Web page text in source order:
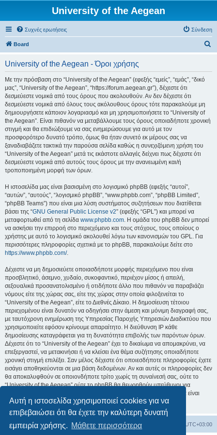
Αυτή η ιστοσελίδα χρησιμοποιεί cookies για να
επιβεβαιώσει ότι θα έχετε την καλύτερη δυνατή
εμπειρία χρήσης. Μάθετε περισσότερα
University of the Aegean
Συχνές ερωτήσεις Σύνδεση
Board
University of the Aegean - Όροι χρήσης
Με την πρόσβαση στο “University of the Aegean” (εφεξής “εμείς”, “εμάς”, “δικό
μας”, “University of the Aegean”, “https://forum.aegean.gr”), δέχεστε ότι
δεσμεύεστε νομικά από τους όρους που ακολουθούν. Αν δεν δέχεστε ότι
δεσμεύεστε νομικά από όλους τους ακόλουθους όρους τότε παρακαλούμε μη
δημιουργήσετε κάποιον λογαριασμό και μη χρησιμοποιήσετε το “University of
the Aegean”. Είναι πιθανόν να μεταβάλλουμε τους όρους οποιαδήποτε χρονική
στιγμή και θα επιδιώξουμε να σας ενημερώσουμε για αυτό με τον
προσφορότερο δυνατό τρόπο, όμως θα ήταν συνετό εκ μέρους σας να
ξαναδιαβάζετε τακτικά την παρούσα σελίδα καθώς η συνεχιζόμενη χρήση του
“University of the Aegean” μετά τις εκάστοτε αλλαγές δείχνει πως δέχεστε ότι
δεσμεύεστε νομικά από αυτούς τους όρους με την ανανεωμένη και/ή
τροποποιημένη μορφή των όρων.
Η ιστοσελίδα μας είναι βασισμένη στο λογισμικό phpBB (εφεξής “αυτοί”,
“αυτών”, “αυτούς”, “λογισμικό phpBB”, “www.phpbb.com”, “phpBB Limited”,
“phpBB Teams”) που είναι μια λύση συστήματος συζητήσεων που διατίθεται
βάσει της “GNU General Public License v2” (εφεξής “GPL”) και μπορεί να
μεταφορτωθεί από τη σελίδα www.phpbb.com. Η ομάδα του phpBB δεν μπορεί
να ασκήσει την επιρροή στο περιεχόμενο και τους στόχους, τους οποίους ο
χρήστης με αυτό το λογισμικό ακολουθεί λόγω των κανονισμών του GPL. Για
περισσότερες πληροφορίες σχετικά με το phpBB, παρακαλούμε δείτε στο
https://www.phpbb.com/.
Δέχεστε να μη δημοσιεύετε οποιασδήποτε μορφής περιεχόμενο που είναι
προσβλητικό, άσεμνο, χυδαίο, συκοφαντικό, περιέχον μίσος ή απειλή,
σεξουαλικά προσανατολισμένο ή οτιδήποτε άλλο που πιθανόν να παραβιάζει
νόμους είτε της χώρας σας, είτε της χώρας στην οποία φιλοξενείται το
“University of the Aegean”, είτε το Διεθνές Δίκαιο. Η δημοσίευση τέτοιου
περιεχομένου είναι δυνατόν να οδηγήσει στην άμεση και μόνιμη διαγραφή σας,
με ταυτόχρονη ενημέρωση της Υπηρεσίας Παροχής Υπηρεσιών Διαδικτύου που
χρησιμοποιείτε εφόσον κρίνουμε απαραίτητο. Η διεύθυνση IP κάθε
δημοσίευσης καταγράφεται για τη δυνατότητα επιβολής των παρόντων όρων.
Δέχεστε ότι το “University of the Aegean” έχει το δικαίωμα να απομακρύνει, να
επεξεργαστεί, να μετακινήσει ή να κλείσει ένα θέμα συζήτησης οποιαδήποτε
χρονική στιγμή επιλέξει. Σαν μέλος δέχεστε ότι οποιεσδήποτε πληροφορίες έχετε
εισάγει αποθηκεύονται σε μια βάση δεδομένων. Αν και αυτές οι πληροφορίες δεν
θα αποκαλυφθούν σε οποιονδήποτε τρίτο χωρίς τη συναίνεσή σας, ούτε το
“University of the Aegean” ούτε το phpBB θα θεωρηθούν υπεύθυνοι για
οποιαδήποτε απόπειρα ηλεκτρονικής εισβολής ή παραβίασης η οποία είναι
δυνατόν να οδηγήσει σε απώλεια αυτών των δεδομένων.
Board Όλοι οι χρόνοι είναι UTC+03:00
Διαγραφή cookies